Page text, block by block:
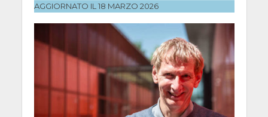
AGGIORNATO IL 18 MARZO 2026